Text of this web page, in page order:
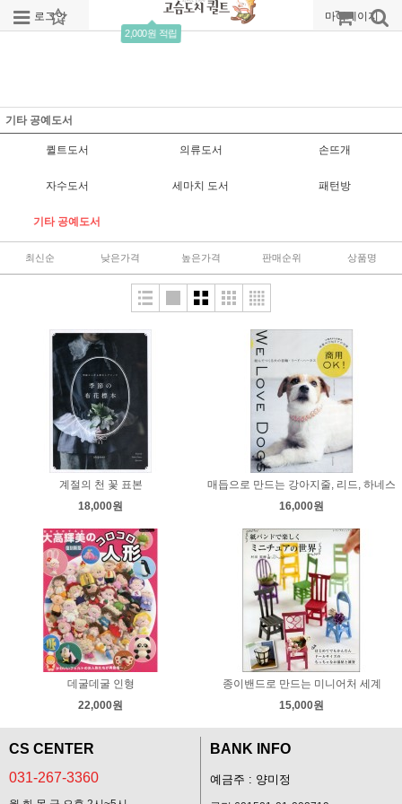
로그인 회원가입
2,000원 적립
주문조회 마이페이지
기타 공예도서
퀼트도서 의류도서 손뜨개
자수도서 세마치 도서 패턴방
기타 공예도서
최신순 낮은가격 높은가격 판매순위 상품명
계절의 천 꽃 표본
18,000원
매듭으로 만드는 강아지줄, 리드, 하네스
16,000원
데굴데굴 인형
22,000원
종이밴드로 만드는 미니어처 세계
15,000원
CS CENTER
031-267-3360
BANK INFO
예금주 : 양미정